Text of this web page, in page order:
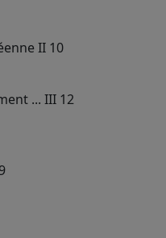
II 10
... III 12